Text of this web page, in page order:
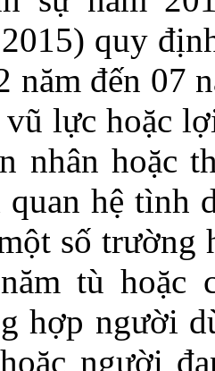
quy
năm đến 07
vũ lực hoặc
nhân hoặc
hệ tình
số trường
tù hoặc
hợp người
người